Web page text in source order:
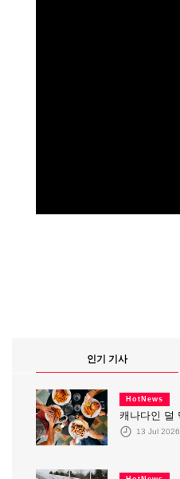
인기 기사
HotNews
캐나다인 덜
13 Jul 2026